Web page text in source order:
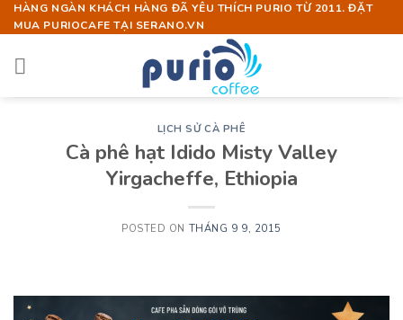
Skip
to
content
HÀNG NGÀN KHÁCH HÀNG ĐÃ YÊU THÍCH PURIO TỪ 2011. ĐẶT
MUA PURIOCAFE TẠI SERANO.VN
LỊCH SỬ CÀ PHÊ
Cà phê hạt Idido Misty Valley
Yirgacheffe, Ethiopia
POSTED ON THÁNG 9 9, 2015